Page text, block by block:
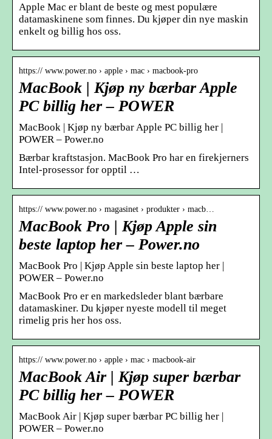
Apple Mac er blant de beste og mest populære
datamaskinene som finnes. Du kjøper din nye maskin
enkelt og billig hos oss.
https:// www.power.no › apple › mac › macbook-pro
MacBook | Kjøp ny bærbar Apple
PC billig her – POWER
MacBook | Kjøp ny bærbar Apple PC billig her |
POWER – Power.no
Bærbar kraftstasjon. MacBook Pro har en firekjerners
Intel-prosessor for opptil …
https:// www.power.no › magasinet › produkter › macb…
MacBook Pro | Kjøp Apple sin
beste laptop her – Power.no
MacBook Pro | Kjøp Apple sin beste laptop her |
POWER – Power.no
MacBook Pro er en markedsleder blant bærbare
datamaskiner. Du kjøper nyeste modell til meget
rimelig pris her hos oss.
https:// www.power.no › apple › mac › macbook-air
MacBook Air | Kjøp super bærbar
PC billig her – POWER
MacBook Air | Kjøp super bærbar PC billig her |
POWER – Power.no